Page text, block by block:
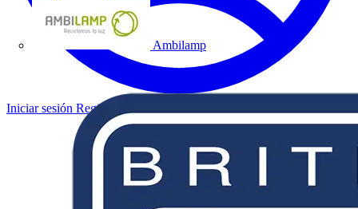
Ambilamp
Iniciar sesión Registrarse